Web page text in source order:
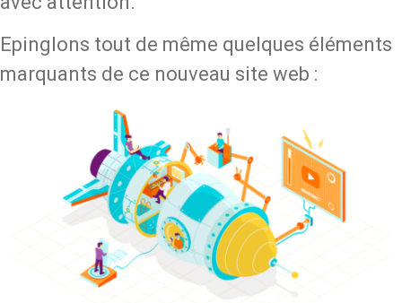
Epinglons tout de même quelques éléments
marquants de ce nouveau site web :